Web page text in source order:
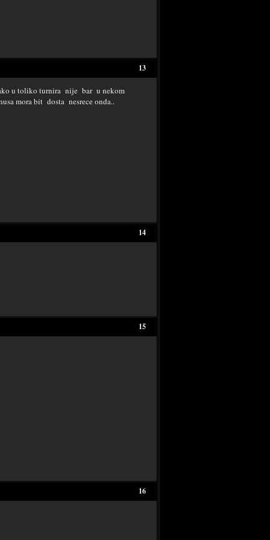
13
u toliko turnira nije bar u nekom
mora bit dosta nesrece onda..
14
15
16